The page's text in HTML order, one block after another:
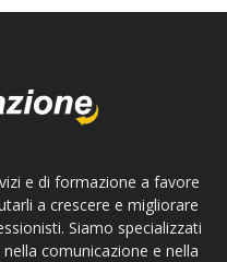
e di formazione a favore
a crescere e migliorare
Siamo specializzati
comunicazione e nella